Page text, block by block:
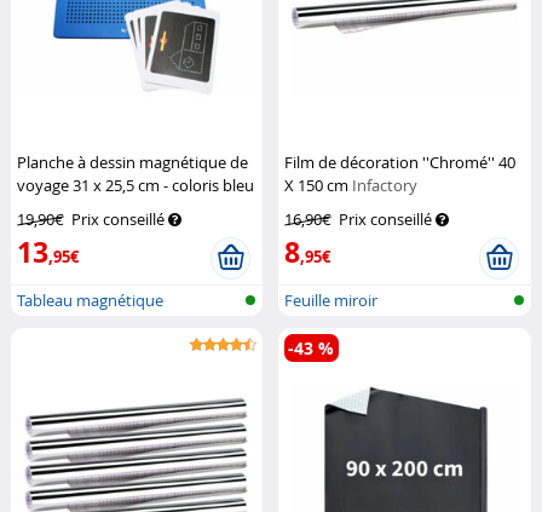
Planche à dessin magnétique de
voyage 31 x 25,5 cm - coloris bleu
19,90€ Prix conseillé
13,95€
Tableau magnétique
Film de décoration ''Chromé'' 40
X 150 cm Infactory
16,90€ Prix conseillé
8,95€
Feuille miroir
-43 %